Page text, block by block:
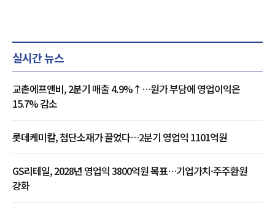
실시간 뉴스
교촌에프앤비, 2분기 매출 4.9%↑…원가 부담에 영업이익은
15.7% 감소
롯데케미칼, 첨단소재가 끌었다…2분기 영업익 1101억원
GS리테일, 2028년 영업익 3800억원 목표…기업가치·주주환원
강화